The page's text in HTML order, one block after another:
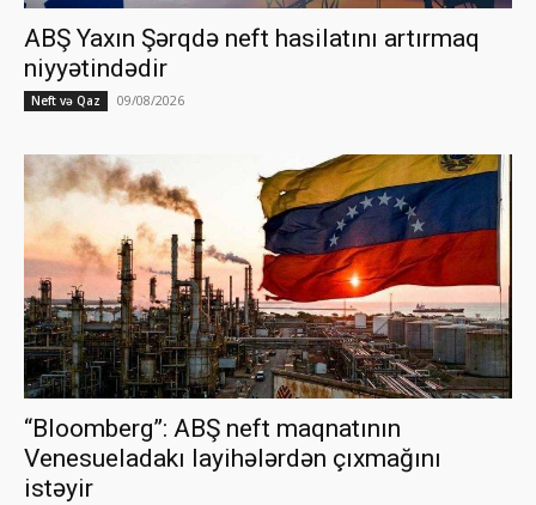
ABŞ Yaxın Şərqdə neft hasilatını artırmaq
niyyətindədir
Neft və Qaz 09/08/2026
“Bloomberg”: ABŞ neft maqnatının
Venesueladakı layihələrdən çıxmağını
istəyir